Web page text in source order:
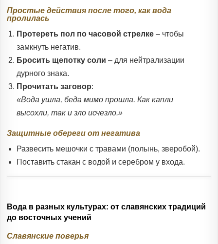
Простые действия после того, как вода
пролилась
Протереть пол по часовой стрелке – чтобы
замкнуть негатив.
Бросить щепотку соли – для нейтрализации
дурного знака.
Прочитать заговор:
«Вода ушла, беда мимо прошла. Как капли
высохли, так и зло исчезло.»
Защитные обереги от негатива
Развесить мешочки с травами (полынь, зверобой).
Поставить стакан с водой и серебром у входа.
Вода в разных культурах: от славянских традиций
до восточных учений
Славянские поверья